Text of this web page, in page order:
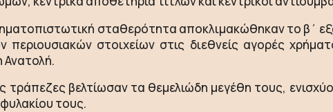
σταθερότητα αποκλιμακώθηκαν το
περιουσιακών στοιχείων στις διεθνείς αγορές
τράπεζες βελτίωσαν τα θεμελιώδη μεγέθη τους,
τους.